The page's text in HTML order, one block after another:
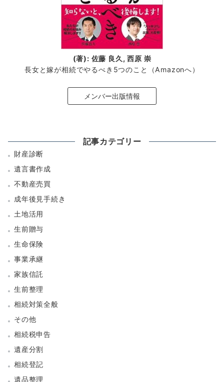
(著): 佐藤 良久, 西原 崇
長女と嫁が相続でやるべき5つのこと（Amazonへ）
メンバー出版情報
記事カテゴリー
財産診断
遺言書作成
不動産売買
成年後見手続き
土地活用
生前贈与
生命保険
事業承継
家族信託
生前整理
相続対策全般
その他
相続税申告
遺産分割
相続登記
遺品整理